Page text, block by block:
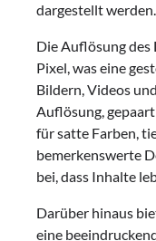
dargestellt werden.
Die Auflösung
Pixel, was eine
Bildern, Videos
Auflösung,
für satte Farben,
bemerkenswerte
bei, dass Inhalte
Darüber hinaus
eine